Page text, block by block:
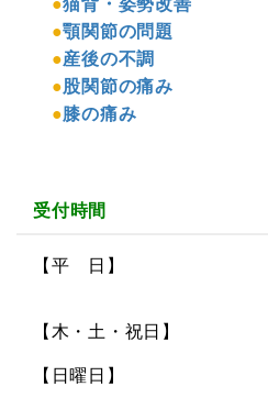
●猫背・姿勢改善
●顎関節の問題
●産後の不調
●股関節の痛み
●膝の痛み
受付時間
【平 日】
【木・土・祝日】
【日曜日】